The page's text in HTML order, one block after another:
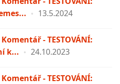
13.5.2024
Komentář - TESTOVÁNÍ:
k...
24.10.2023
Komentář - TESTOVÁNÍ: